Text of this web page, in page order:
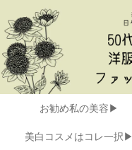
お勧め私の美容▶
美白コスメはコレ一択▶